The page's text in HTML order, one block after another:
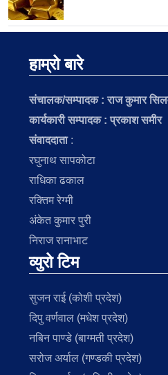
हाम्रो बारे
संचालक/सम्पादक :राज कुमार
कार्यकारी सम्पादक : प्रकाश समीर
संवाददाता:
रघुनाथ सापकोटा
राधिका ढकाल
रक्तिम रेग्मी
अंकेत कुमार पुरी
निराज रानाभाट
व्युरो टिम
सुजन राई (कोशी प्रदेश)
दिपु वर्णवाल (मधेश प्रदेश)
नबिन पाण्डे (बाग्मती प्रदेश)
सरोज अर्याल (गण्डकी प्रदेश)